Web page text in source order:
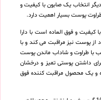
انتخاب یک صابون با کیفیت و
پوست بسیار اهمیت دارد.
کیفیت و فوق العاده است با دارا
از پوست نیز مراقبت می کند و با
با طراوت و شاداب ماندن پوست
داشتن پوستی تمیز و درخشان
یک محصول مراقبت کننده فوق